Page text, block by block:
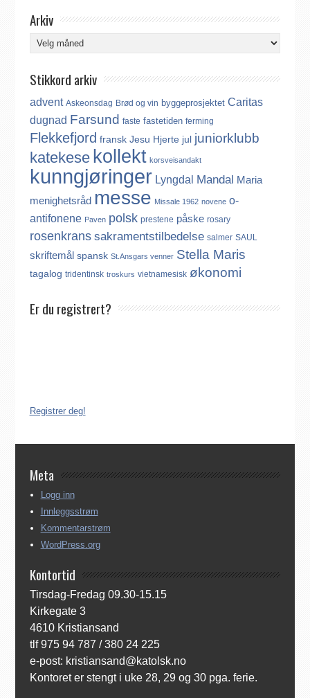
Arkiv
Arkiv
Stikkord arkiv
advent Askeonsdag Brød og vin byggeprosjektet Caritas
dugnad Farsund faste fastetiden ferming
Flekkefjord fransk Jesu Hjerte jul juniorklubb
katekese kollekt korsveisandakt
kunngjøringer Lyngdal Mandal Maria
menighetsråd messe Missale 1962 novene o-
antifonene Paven polsk prestene påske rosary
rosenkrans sakramentstilbedelse salmer SAUL
skriftemål spansk St.Ansgars venner Stella Maris
tagalog tridentinsk troskurs vietnamesisk økonomi
Er du registrert?
Registrer deg!
Meta
Logg inn
Innleggsstrøm
Kommentarstrøm
WordPress.org
Kontortid
Tirsdag-Fredag 09.30-15.15
Kirkegate 3
4610 Kristiansand
tlf 975 94 787 / 380 24 225
e-post: kristiansand@katolsk.no
Kontoret er stengt i uke 28, 29 og 30 pga. ferie.